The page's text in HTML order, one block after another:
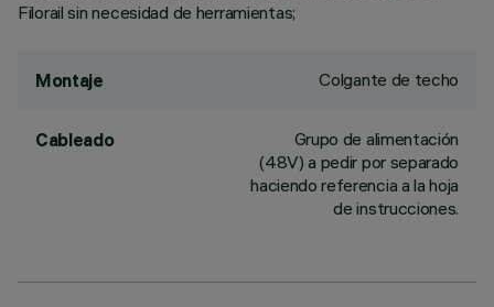
Filorail sin necesidad de herramientas;
Montaje Colgante de techo
Cableado
Grupo de alimentación
(48V) a pedir por separado
haciendo referencia a la hoja
de instrucciones.